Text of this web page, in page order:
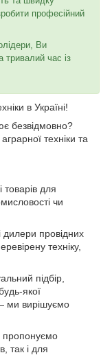
професійний
Ви
тривалий час із
в Україні!
безвідмовно?
техніки та
товарів для
чи
провідних
техніку,
підбір,
якої
ми вирішуємо
так і для